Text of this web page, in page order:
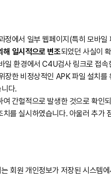
정에서 일부 웹페이지(특히 모바
해 일시적으로 변조되었던 사실이
일 환경에서 C4U검사 링크로 접속
장한 비정상적인 APK 파일 설치
다.
간헐적으로 발생한 것으로 확인
를 실시하였습니다. 아울러 추가
회원 개인정보가 저장된 시스템